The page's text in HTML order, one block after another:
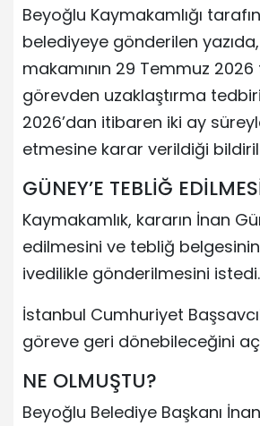
Beyoğlu Kaymakamlığı
belediyeye gönderilen yazıda,
makamının 29 Temmuz
görevden uzaklaştırma
2026’dan itibaren iki ay
etmesine karar verildiği
GÜNEY’E TEBLİĞ
Kaymakamlık, kararın İnan
edilmesini ve tebliğ belgesinin
ivedilikle gönderilmesini istedi.
İstanbul Cumhuriyet
göreve geri dönebileceğini
NE OLMUŞTU?
Beyoğlu Belediye Başkanı